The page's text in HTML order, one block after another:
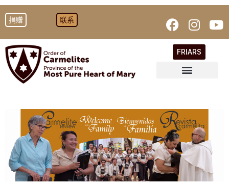
捐赠 联系
FRIARS